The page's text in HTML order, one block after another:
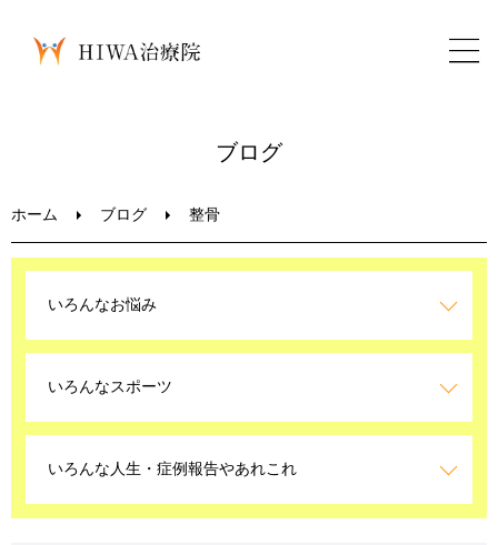
LINEお問い合わせ
ブログ
ホーム ブログ 整骨
いろんなお悩み
いろんなスポーツ
いろんな人生・症例報告やあれこれ